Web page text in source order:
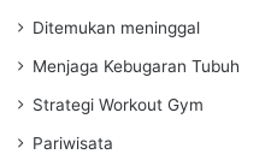
Ditemukan meninggal
Menjaga Kebugaran Tubuh
Strategi Workout Gym
Pariwisata